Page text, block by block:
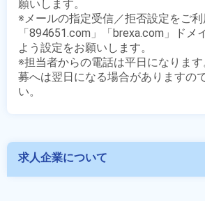
願いします。
※メールの指定受信／拒否設定をご利
「894651.com」「brexa.com」ドメ
よう設定をお願いします。
※担当者からの電話は平日になりま
募へは翌日になる場合がありますの
求人企業について